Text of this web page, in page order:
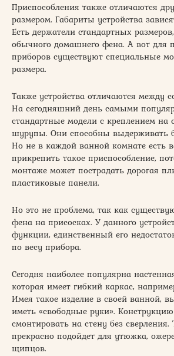
Приспособления также отличаются
размером. Габариты устройства
Есть держатели стандартных
обычного домашнего фена. А вот для
приборов существуют специальные
размера.
Также устройства отличаются между
На сегодняшний день самыми
стандартные модели с креплением на
шурупы. Они способны выдерживать
Но не в каждой ванной комнате есть
прикрепить такое приспособление,
монтаже может пострадать дорогая
пластиковые панели.
Но это не проблема, так как
фена на присосках. У данного
функции, единственный его
по весу прибора.
Сегодня наиболее популярна
которая имеет гибкий каркас,
Имея такое изделие в своей ванной,
иметь «свободные руки».
смонтировать на стену без
прекрасно подойдет для утюжка,
щипцов.